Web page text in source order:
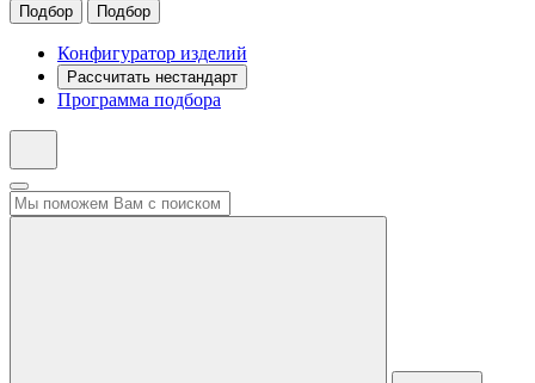
Подбор Подбор
Конфигуратор изделий
Рассчитать нестандарт
Программа подбора